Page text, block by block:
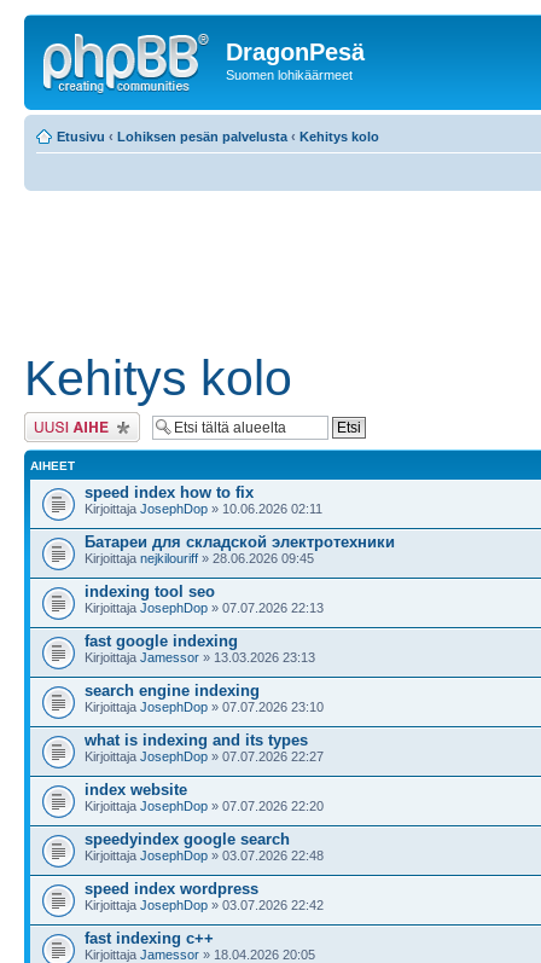
DragonPesä
Suomen lohikäärmeet
Etusivu ‹ Lohiksen pesän palvelusta ‹ Kehitys kolo
Kehitys kolo
Lähetä uusi viesti
AIHEET
speed index how to fix
Kirjoittaja JosephDop » 10.06.2026 02:11
Батареи для складской электротехники
Kirjoittaja nejkilouriff » 28.06.2026 09:45
indexing tool seo
Kirjoittaja JosephDop » 07.07.2026 22:13
fast google indexing
Kirjoittaja Jamessor » 13.03.2026 23:13
search engine indexing
Kirjoittaja JosephDop » 07.07.2026 23:10
what is indexing and its types
Kirjoittaja JosephDop » 07.07.2026 22:27
index website
Kirjoittaja JosephDop » 07.07.2026 22:20
speedyindex google search
Kirjoittaja JosephDop » 03.07.2026 22:48
speed index wordpress
Kirjoittaja JosephDop » 03.07.2026 22:42
fast indexing c++
Kirjoittaja Jamessor » 18.04.2026 20:05